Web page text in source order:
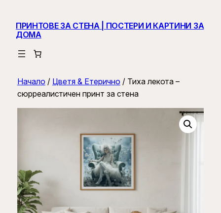
ПРИНТОВЕ ЗА СТЕНА | ПОСТЕРИ И КАРТИНИ ЗА
ДОМА
Начало / Цветя & Етерично / Тиха лекота –
сюрреалистичен принт за стена